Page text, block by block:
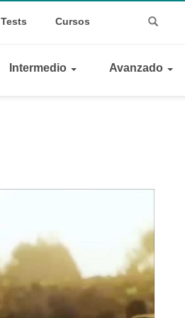
Tests Cursos
Intermedio Avanzado